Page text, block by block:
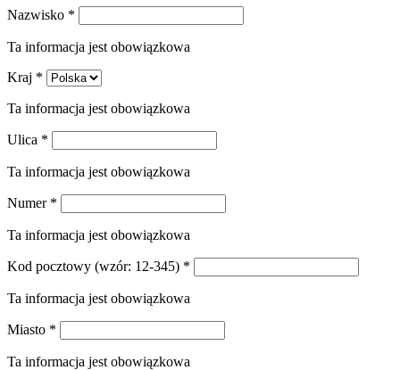
Nazwisko *
Ta informacja jest obowiązkowa
Kraj *
Ta informacja jest obowiązkowa
Ulica *
Ta informacja jest obowiązkowa
Numer *
Ta informacja jest obowiązkowa
Kod pocztowy (wzór: 12-345) *
Ta informacja jest obowiązkowa
Miasto *
Ta informacja jest obowiązkowa